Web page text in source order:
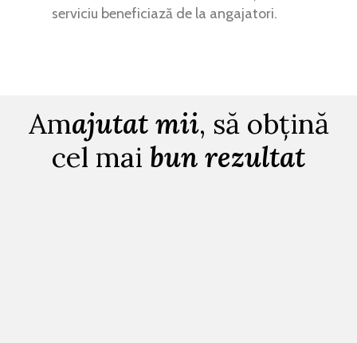
serviciu beneficiază de la angajatori.
Amajutat mii, să obțină
cel mai bun rezultat